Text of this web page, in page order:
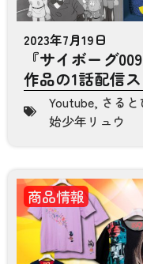
2023年7月19日
『サイボーグ
作品の1話配信
Youtube, さる
始少年リュウ
商品情報